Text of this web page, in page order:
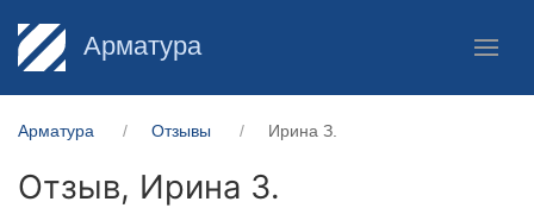
Арматура
Арматура Отзывы Ирина З.
Отзыв, Ирина З.